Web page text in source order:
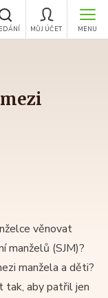
MENU
MŮJ ÚČET
věnovat
manželů (SJM)?
manžela a děti?
tak, aby patřil jen